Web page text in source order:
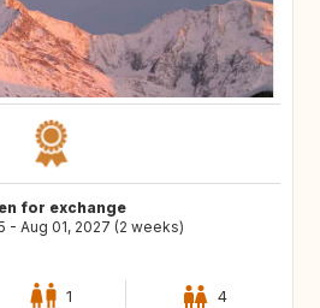
for exchange
- Aug 01, 2027 (2 weeks)
1 4